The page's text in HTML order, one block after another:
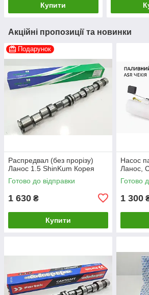
Купити
Акційні пропозиції та новинки
Подарунок
Распредвал (без прорізу)
Ланос 1.5 ShinKum Корея
Готово до відправки
1 630 ₴
Купити
Насос
Ланос,
Готово
1 300